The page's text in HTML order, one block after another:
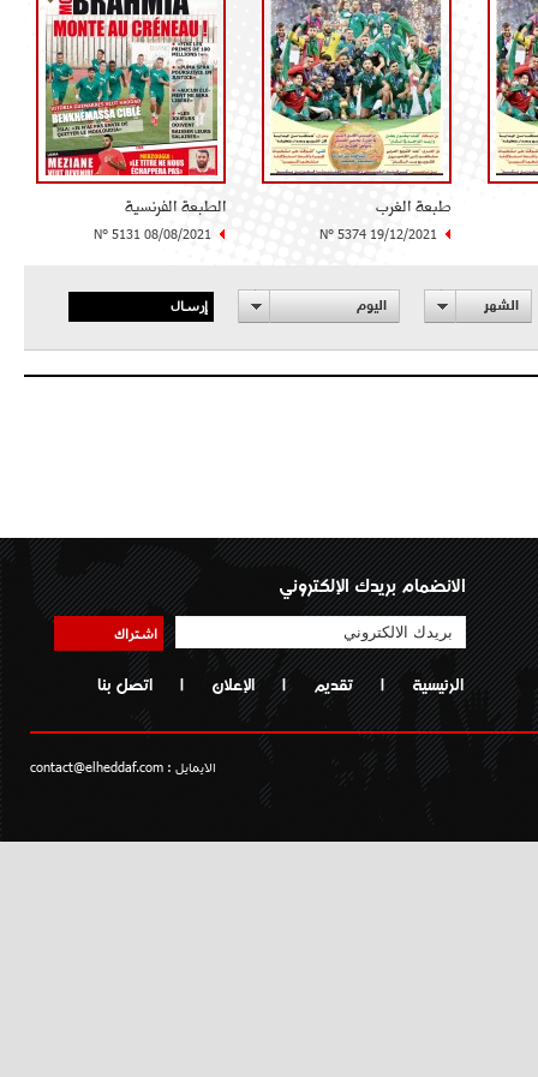
طبعة الغرب
N° 5374 19/12/2021
الطبعة الفرنسية
N° 5131 08/08/2021
الشهر اليوم إرسال
الانضمام بريدك الإلكتروني
اشتراك
الرئيسية | تقديم | الإعلان | اتصل بنا
الايمايل : contact@elheddaf.com